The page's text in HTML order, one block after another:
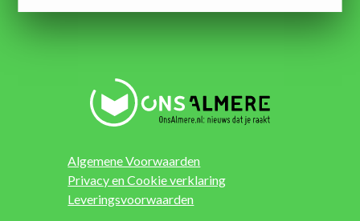
Algemene Voorwaarden
Privacy en Cookie verklaring
Leveringsvoorwaarden